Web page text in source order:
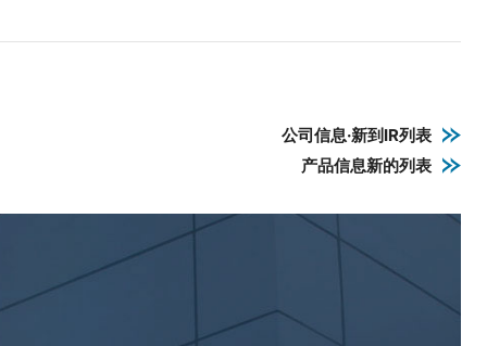
公司信息·新到IR列表
产品信息新的列表